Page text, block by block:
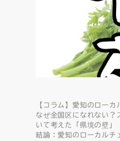
【コラム】愛知のローカ
なぜ全国区になれない？
いて考えた「県境の壁」
結論：愛知のローカルチ